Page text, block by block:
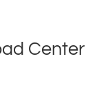
Center